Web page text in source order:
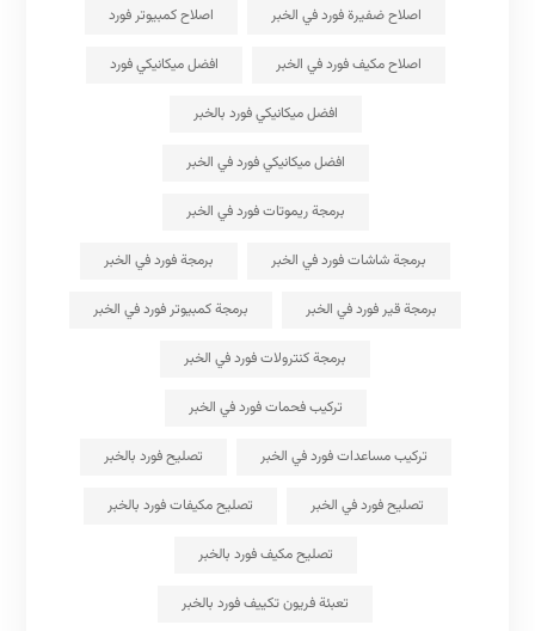
اصلاح ضفيرة فورد في الخبر اصلاح كمبيوتر فورد
اصلاح مكيف فورد في الخبر افضل ميكانيكي فورد
افضل ميكانيكي فورد بالخبر
افضل ميكانيكي فورد في الخبر
برمجة ريموتات فورد في الخبر
برمجة شاشات فورد في الخبر برمجة فورد في الخبر
برمجة قير فورد في الخبر برمجة كمبيوتر فورد في الخبر
برمجة كنترولات فورد في الخبر
تركيب فحمات فورد في الخبر
تركيب مساعدات فورد في الخبر تصليح فورد بالخبر
تصليح فورد في الخبر تصليح مكيفات فورد بالخبر
تصليح مكيف فورد بالخبر
تعبئة فريون تكييف فورد بالخبر